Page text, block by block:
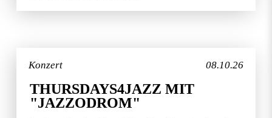
08.10.26
Konzert
THURSDAYS4JAZZ MIT
"JAZZODROM"